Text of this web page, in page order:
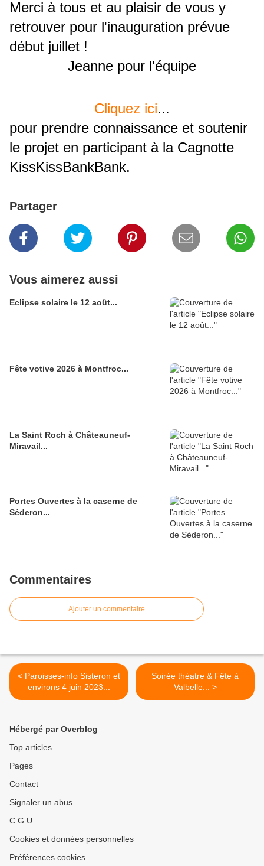
Merci à tous et au plaisir de vous y
retrouver pour l'inauguration prévue
début juillet !
Jeanne pour l'équipe
Cliquez ici...
pour prendre connaissance et soutenir
le projet en participant à la Cagnotte
KissKissBankBank.
Partager
Vous aimerez aussi
Eclipse solaire le 12 août...
Fête votive 2026 à Montfroc...
La Saint Roch à Châteauneuf-
Miravail...
Portes Ouvertes à la caserne de
Séderon...
Commentaires
Ajouter un commentaire
< Paroisses-info Sisteron et
environs 4 juin 2023...
Soirée théatre & Fête à
Valbelle... >
Hébergé par Overblog
Top articles
Pages
Contact
Signaler un abus
C.G.U.
Cookies et données personnelles
Préférences cookies